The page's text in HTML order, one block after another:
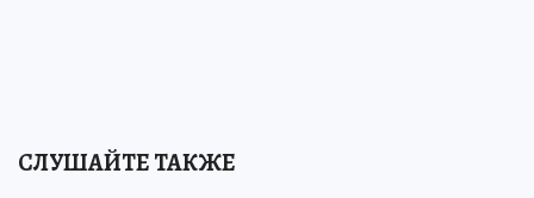
СЛУШАЙТЕ ТАКЖЕ